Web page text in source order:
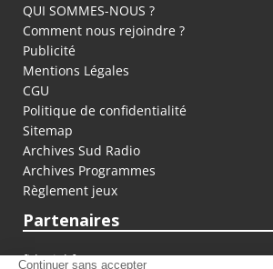
QUI SOMMES-NOUS ?
Comment nous rejoindre ?
Publicité
Mentions Légales
CGU
Politique de confidentialité
Sitemap
Archives Sud Radio
Archives Programmes
Règlement jeux
Partenaires
fiducial.fr